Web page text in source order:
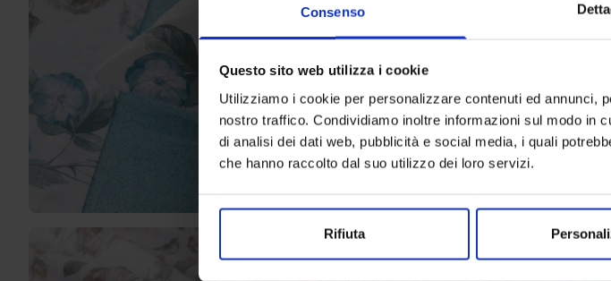
Consenso
Questo sito web utilizza i cookie
Utilizziamo i cookie per personalizzare contenuti ed annunci,
nostro traffico. Condividiamo inoltre informazioni sul modo in
di analisi dei dati web, pubblicità e social media, i quali
che hanno raccolto dal suo utilizzo dei loro servizi.
Rifiuta